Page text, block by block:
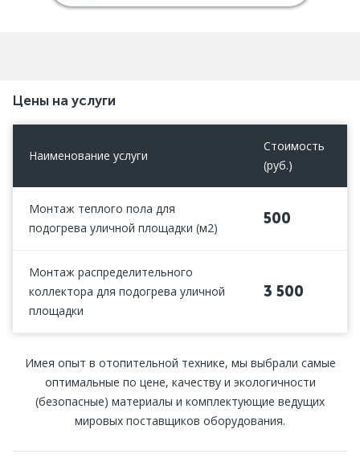
Цены на услуги
Наименование услуги
Стоимость
(руб.)
Монтаж теплого пола для
подогрева уличной площадки (м2)
500
Монтаж распределительного
коллектора для подогрева уличной
площадки
3 500
Имея опыт в отопительной технике, мы выбрали самые
оптимальные по цене, качеству и экологичности
(безопасные) материалы и комплектующие ведущих
мировых поставщиков оборудования.